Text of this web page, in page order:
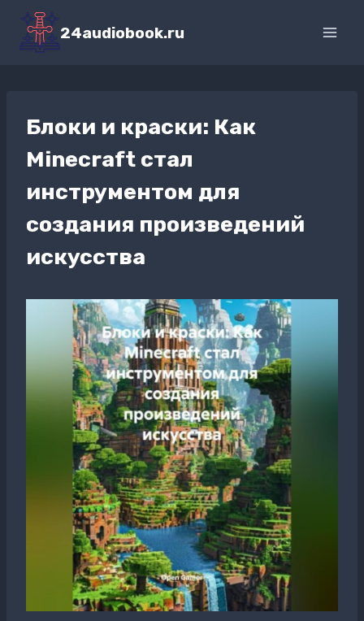
Перейти
содержимому
24audiobook.ru
Блоки и краски: Как
Minecraft стал
инструментом для
создания произведений
искусства